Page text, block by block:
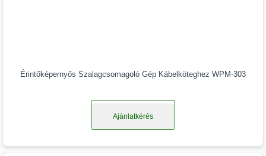
Érintőképernyős Szalagcsomagoló Gép Kábelköteghez WPM-303
Ajánlatkérés